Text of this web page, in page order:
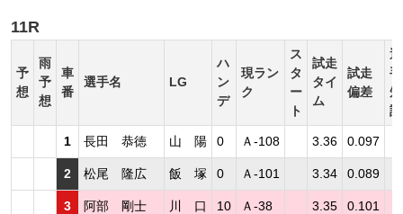
11R
予
想
雨
予
想
車
番
選手名 LG
ハ
ン
デ
現ラン
ク
ス
タ
ー
ト
試走
タイ
ム
試走
偏差
選
手
短
評
1 長田 恭徳 山 陽 0 Ａ-108 3.36 0.097
2 松尾 隆広 飯 塚 0 Ａ-101 3.34 0.089
3 阿部 剛士 川 口 10 Ａ-38 3.35 0.101